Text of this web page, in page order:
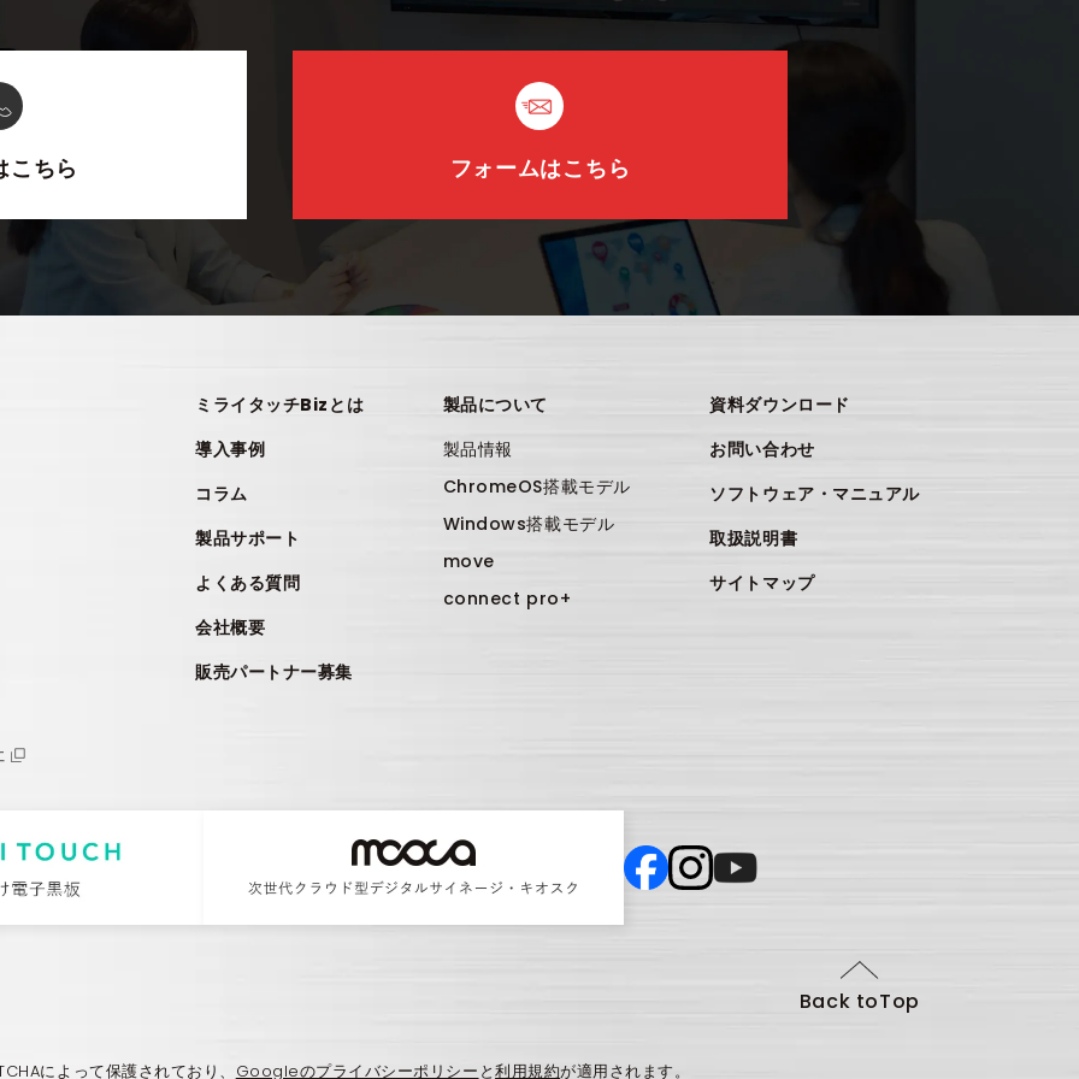
こちら フォームはこちら
ミライタッチBizとは
導入事例
コラム
製品サポート
よくある質問
会社概要
販売パートナー募集
製品について
製品情報
ChromeOS搭載モデル
Windows搭載モデル
move
connect pro+
資料ダウンロード
お問い合わせ
ソフトウェア・マニュアル
取扱説明書
サイトマップ
Back toTop
によって保護されており、 Googleのプライバシーポリシー と利用規約が適用されます。